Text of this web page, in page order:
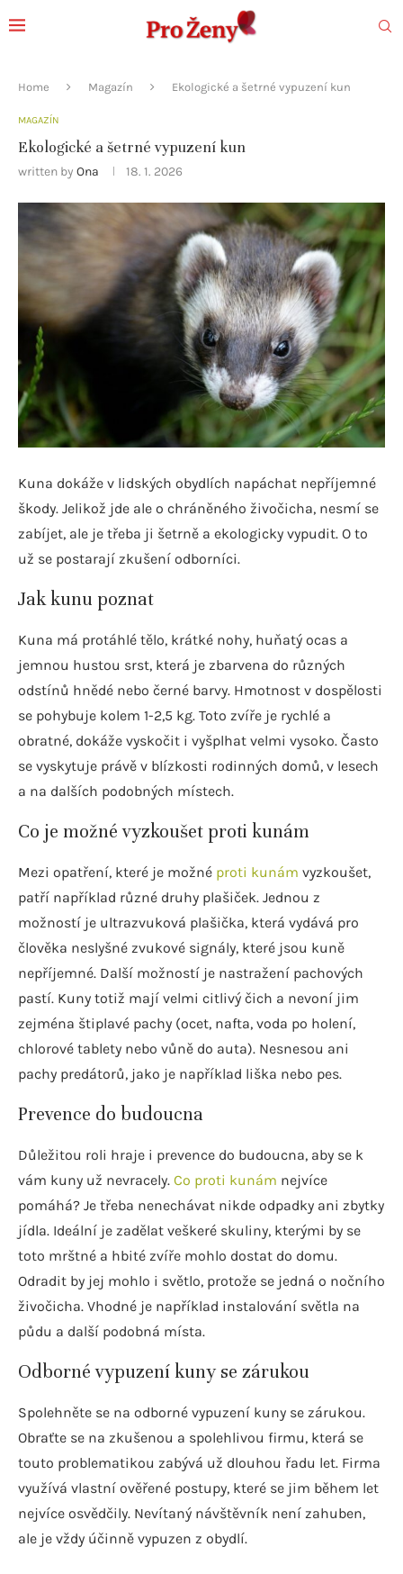
Home Magazín Ekologické a šetrné vypuzení kun
MAGAZÍN
Ekologické a šetrné vypuzení kun
written by Ona 18. 1. 2026
Kuna dokáže v lidských obydlích napáchat nepříjemné
škody. Jelikož jde ale o chráněného živočicha, nesmí se
zabíjet, ale je třeba ji šetrně a ekologicky vypudit. O to
už se postarají zkušení odborníci.
Jak kunu poznat
Kuna má protáhlé tělo, krátké nohy, huňatý ocas a
jemnou hustou srst, která je zbarvena do různých
odstínů hnědé nebo černé barvy. Hmotnost v dospělosti
se pohybuje kolem 1-2,5 kg. Toto zvíře je rychlé a
obratné, dokáže vyskočit i vyšplhat velmi vysoko. Často
se vyskytuje právě v blízkosti rodinných domů, v lesech
a na dalších podobných místech.
Co je možné vyzkoušet proti kunám
Mezi opatření, které je možné proti kunám vyzkoušet,
patří například různé druhy plašiček. Jednou z
možností je ultrazvuková plašička, která vydává pro
člověka neslyšné zvukové signály, které jsou kuně
nepříjemné. Další možností je nastražení pachových
pastí. Kuny totiž mají velmi citlivý čich a nevoní jim
zejména štiplavé pachy (ocet, nafta, voda po holení,
chlorové tablety nebo vůně do auta). Nesnesou ani
pachy predátorů, jako je například liška nebo pes.
Prevence do budoucna
Důležitou roli hraje i prevence do budoucna, aby se k
vám kuny už nevracely. Co proti kunám nejvíce
pomáhá? Je třeba nenechávat nikde odpadky ani zbytky
jídla. Ideální je zadělat veškeré skuliny, kterými by se
toto mrštné a hbité zvíře mohlo dostat do domu.
Odradit by jej mohlo i světlo, protože se jedná o nočního
živočicha. Vhodné je například instalování světla na
půdu a další podobná místa.
Odborné vypuzení kuny se zárukou
Spolehněte se na odborné vypuzení kuny se zárukou.
Obraťte se na zkušenou a spolehlivou firmu, která se
touto problematikou zabývá už dlouhou řadu let. Firma
využívá vlastní ověřené postupy, které se jim během let
nejvíce osvědčily. Nevítaný návštěvník není zahuben,
ale je vždy účinně vypuzen z obydlí.